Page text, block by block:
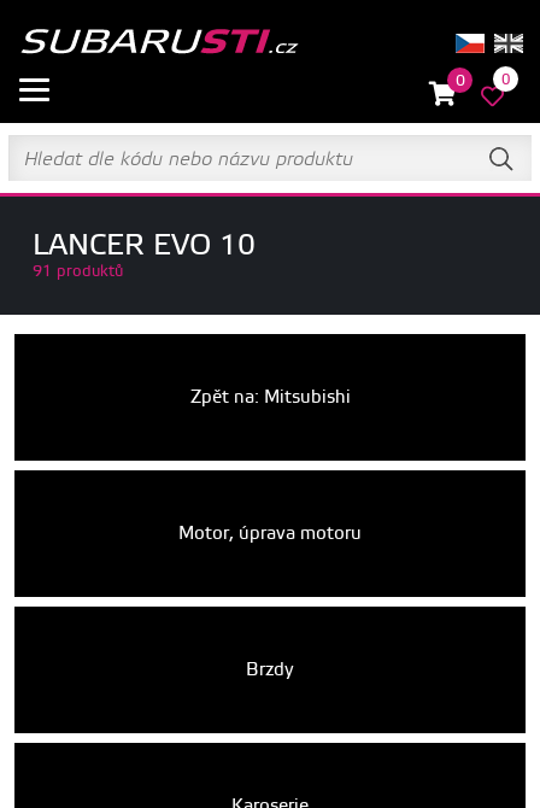
0 0
LANCER EVO 10
91 produktů
Zpět na: Mitsubishi
Motor, úprava motoru
Brzdy